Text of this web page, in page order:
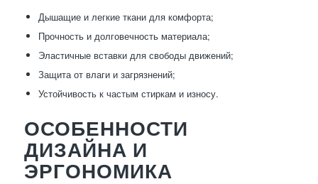
Дышащие и легкие ткани для комфорта;
Прочность и долговечность материала;
Эластичные вставки для свободы движений;
Защита от влаги и загрязнений;
Устойчивость к частым стиркам и износу.
ОСОБЕННОСТИ
ДИЗАЙНА И
ЭРГОНОМИКА